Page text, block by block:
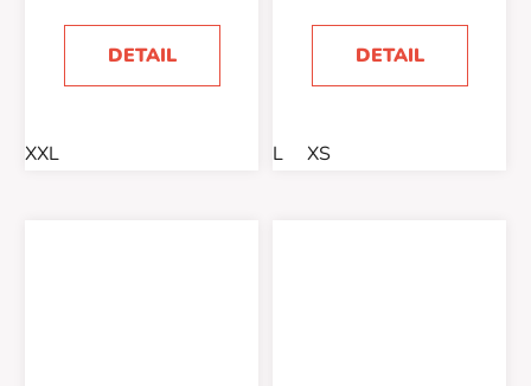
DETAIL
XXL
DETAIL
L XS